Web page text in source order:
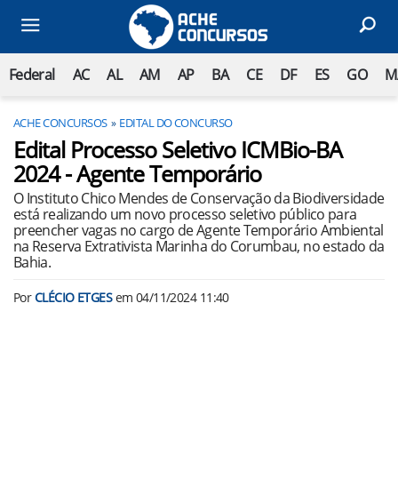
Federal AC AL AM AP BA CE DF ES GO
ACHE CONCURSOS EDITAL DO CONCURSO
Edital Processo Seletivo ICMBio-BA
2024 - Agente Temporário
O Instituto Chico Mendes de Conservação da Biodiversidade
está realizando um novo processo seletivo público para
preencher vagas no cargo de Agente Temporário Ambiental
na Reserva Extrativista Marinha do Corumbau, no estado da
Bahia.
PorCLÉCIO ETGESem 04/11/2024 11:40